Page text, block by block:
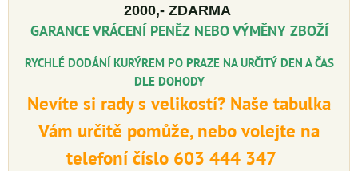
2000,- ZDARMA
GARANCE VRÁCENÍ PENĚZ NEBO VÝMĚNY ZBOŽÍ
RYCHLÉ DODÁNÍ KURÝREM PO PRAZE NA URČITÝ DEN A ČAS
DLE DOHODY
Nevíte si rady s velikostí? Naše tabulka
Vám určitě pomůže, nebo volejte na
telefoní číslo 603 444 347